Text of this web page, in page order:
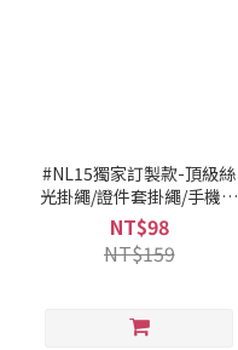
#NL15獨家訂製款-頂級絲
光掛繩/證件套掛繩/手機掛
繩 - 藍
NT$98
NT$159